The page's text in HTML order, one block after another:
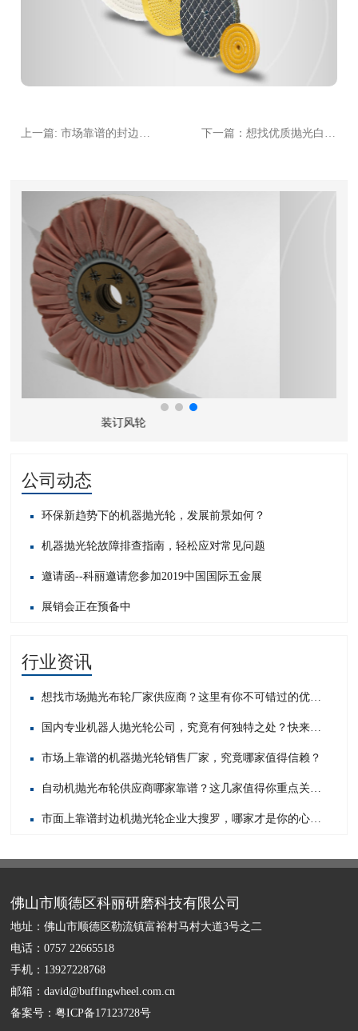
上一篇: 市场靠谱的封边机抛光布轮销售厂家大盘点，总有一款适合你！ 下一篇：想找优质抛光白布轮销售厂家？这几家值得你重点关注！
公司动态
环保新趋势下的机器抛光轮，发展前景如何？
机器抛光轮故障排查指南，轻松应对常见问题​
邀请函--科丽邀请您参加2019中国国际五金展
展销会正在预备中
行业资讯
想找市场抛光布轮厂家供应商？这里有你不可错过的优质之选！
国内专业机器人抛光轮公司，究竟有何独特之处？快来一探究竟！
市场上靠谱的机器抛光轮销售厂家，究竟哪家值得信赖？
自动机抛光布轮供应商哪家靠谱？这几家值得你重点关注！
市面上靠谱封边机抛光轮企业大搜罗，哪家才是你的心头好？
佛山市顺德区科丽研磨科技有限公司
地址：佛山市顺德区勒流镇富裕村马村大道3号之二
电话：0757 22665518
手机：13927228768
邮箱：david@buffingwheel.com.cn
备案号：粤ICP备17123728号